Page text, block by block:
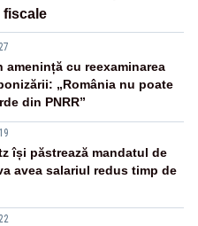
fiscale
amenință cu reexaminarea
„România nu poate
din PNRR”
își păstrează mandatul de
avea salariul redus timp de